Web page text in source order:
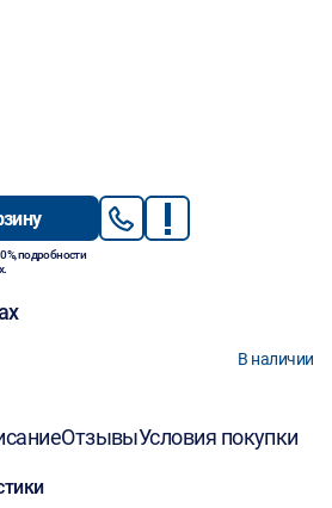
подробности
В наличии
ОтзывыУсловия покупки